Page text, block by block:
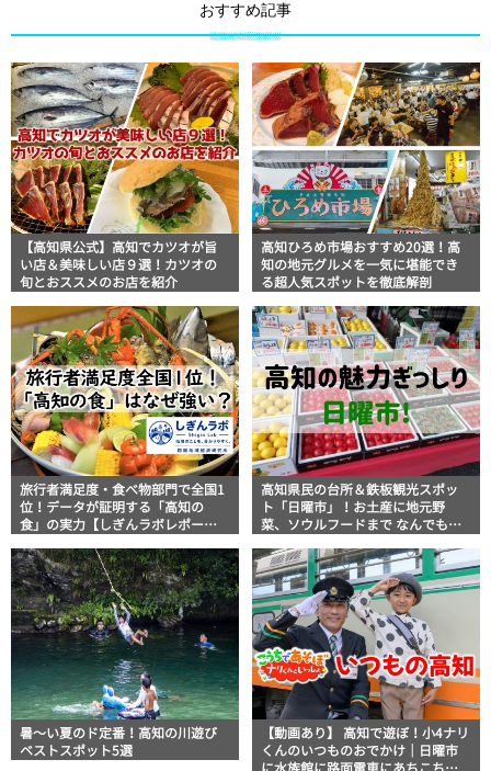
おすすめ記事
【高知県公式】高知でカツオが旨
い店＆美味しい店９選！カツオの
旬とおススメのお店を紹介
高知ひろめ市場おすすめ20選！高
知の地元グルメを一気に堪能でき
る超人気スポットを徹底解剖
旅行者満足度・食べ物部門で全国1
位！データが証明する「高知の
食」の実力【しぎんラボレポー
高知県民の台所＆鉄板観光スポッ
ト「日曜市」！お土産に地元野
菜、ソウルフードまで なんでもそ
説！
暑～い夏のド定番！高知の川遊び
ベストスポット5選
【動画あり】 高知で遊ぼ！小4ナリ
くんのいつものおでかけ｜日曜市